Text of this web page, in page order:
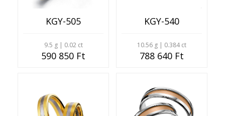
KGY-505
9.5 g | 0.02 ct
590 850 Ft
KGY-540
10.56 g | 0.384 ct
788 640 Ft